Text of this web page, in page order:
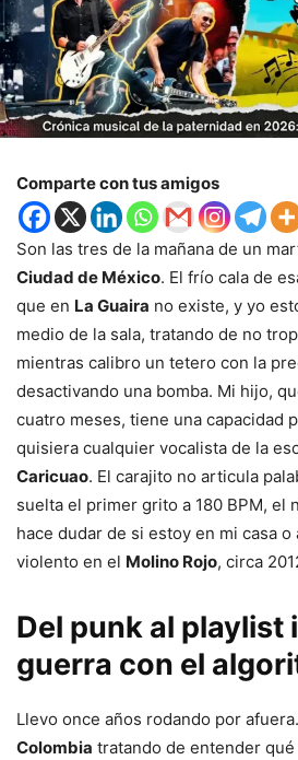
Comparte con tus amigos
Son las tres de la mañana de un
Ciudad de México. El frío cala de
que en La Guaira no existe, y yo
medio de la sala, tratando de no
mientras calibro un tetero con la
desactivando una bomba. Mi hijo,
cuatro meses, tiene una capacidad
quisiera cualquier vocalista de la
Caricuao. El carajito no articula
suelta el primer grito a 180 BPM, el
hace dudar de si estoy en mi casa
violento en el Molino Rojo, circa
Del punk al playlist
guerra con el
Llevo once años rodando por
Colombia tratando de entender qué